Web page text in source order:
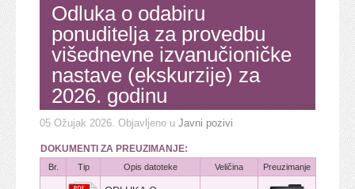
Odluka o odabiru
ponuditelja za provedbu
višednevne izvanučioničke
nastave (ekskurzije) za
2026. godinu
05 Ožujak 2026 . Objavljeno u Javni pozivi
DOKUMENTI ZA PREUZIMANJE:
Br. Tip Opis datoteke Veličina Preuzimanje